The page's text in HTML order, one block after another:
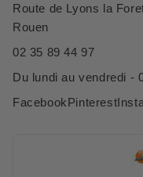
Route de Lyons la
Rouen
02 35 89 44 97
Du lundi au vendredi -
FacebookPinterest